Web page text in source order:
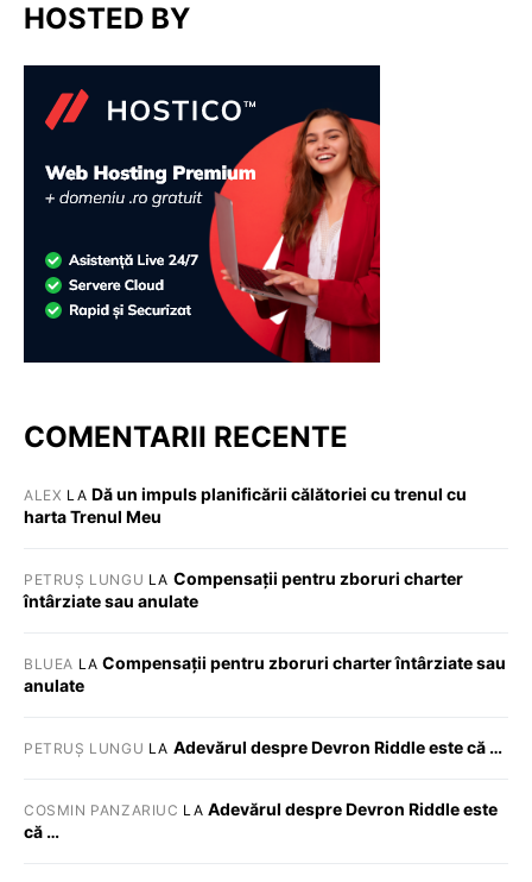
HOSTED BY
COMENTARII RECENTE
ALEX LA Dă un impuls planificării călătoriei cu trenul cu
harta Trenul Meu
PETRUȘ LUNGU LA Compensații pentru zboruri charter
întârziate sau anulate
BLUEA LACompensații pentru zboruri charter întârziate sau
anulate
PETRUȘ LUNGU LA Adevărul despre Devron Riddle este că …
COSMIN PANZARIUC LA Adevărul despre Devron Riddle este
că …